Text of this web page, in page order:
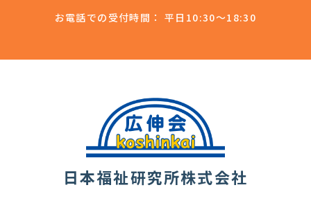
お電話での受付時間： 平日10:30～18:30
日本福祉研究所株式会社